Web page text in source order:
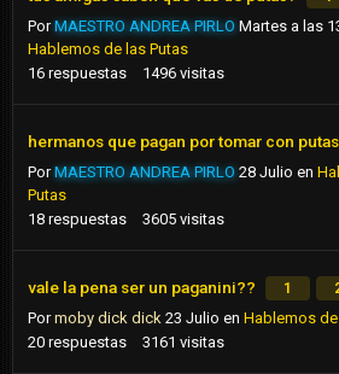
PorMAESTRO ANDREA PIRLO Martes a las
Hablemos de las Putas
16 respuestas 1496 visitas
hermanos que pagan por tomar con putas
PorMAESTRO ANDREA PIRLO 28 Julio en
Putas
18 respuestas 3605 visitas
vale la pena ser un paganini?? 1
Pormoby dick dick 23 Julio en Hablemos
20 respuestas 3161 visitas